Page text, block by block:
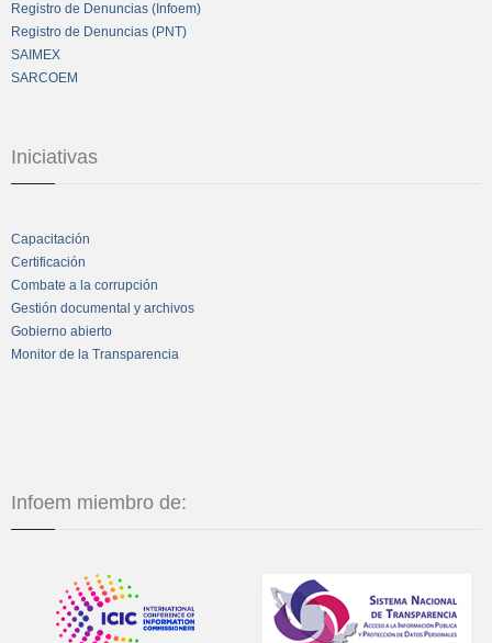
Registro de Denuncias (Infoem)
Registro de Denuncias (PNT)
SAIMEX
SARCOEM
Iniciativas
Capacitación
Certificación
Combate a la corrupción
Gestión documental y archivos
Gobierno abierto
Monitor de la Transparencia
Infoem miembro de: